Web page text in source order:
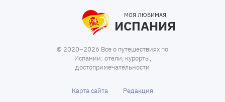
МОЯ ЛЮБИМАЯ
ИСПАНИЯ
© 2020–2026 Все о путешествиях по
Испании: отели, курорты,
достопримечательности
Карта сайта Редакция